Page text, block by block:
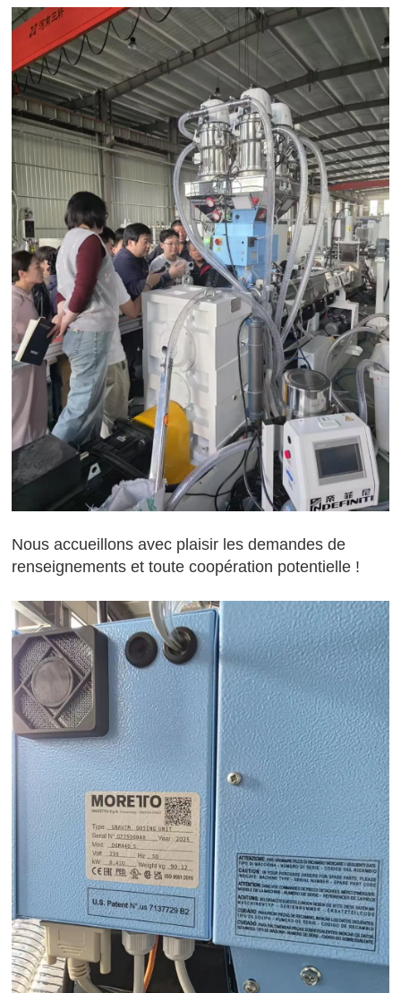
Nous accueillons avec plaisir les demandes de
renseignements et toute coopération potentielle !